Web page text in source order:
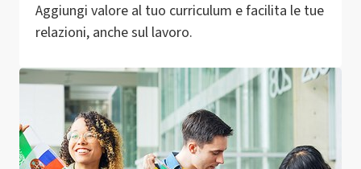
Aggiungi valore al tuo curriculum e facilita le tue
relazioni, anche sul lavoro.